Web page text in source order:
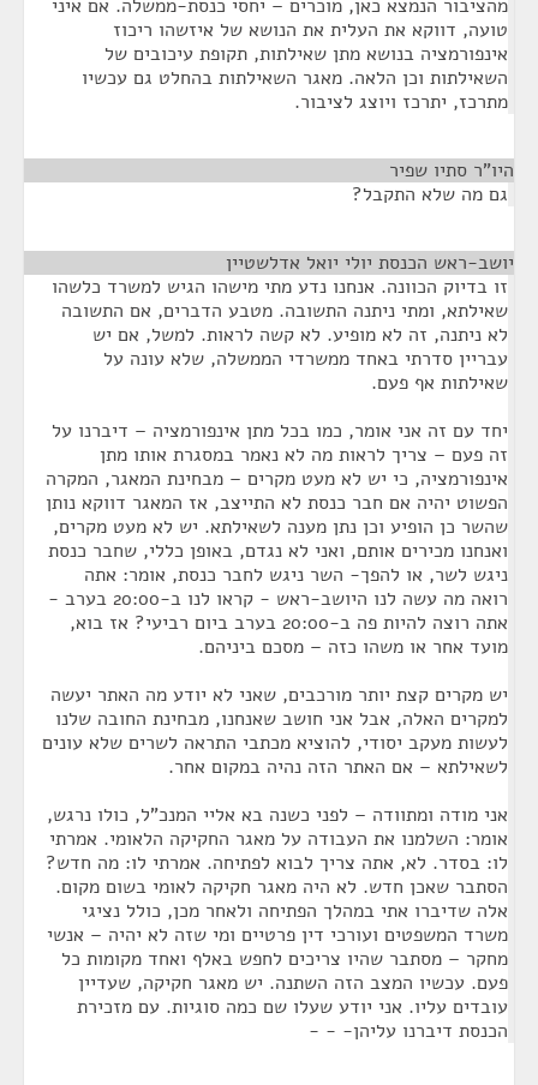
מהציבור הנמצא כאן, מוכרים – יחסי כנסת-ממשלה. אם איני
טועה, דווקא את העלית את הנושא של איזשהו ריכוז
אינפורמציה בנושא מתן שאילתות, תקופת עיכובים של
השאילתות וכן הלאה. מאגר השאילתות בהחלט גם עכשיו
מתרכז, יתרכז ויוצג לציבור.
היו"ר סתיו שפיר
גם מה שלא התקבל?
יושב-ראש הכנסת יולי יואל אדלשטיין
זו בדיוק הכוונה. אנחנו נדע מתי מישהו הגיש למשרד כלשהו
שאילתא, ומתי ניתנה התשובה. מטבע הדברים, אם התשובה
לא ניתנה, זה לא מופיע. לא קשה לראות. למשל, אם יש
עבריין סדרתי באחד ממשרדי הממשלה, שלא עונה על
שאילתות אף פעם.
יחד עם זה אני אומר, כמו בכל מתן אינפורמציה – דיברנו על
זה פעם – צריך לראות מה לא נאמר במסגרת אותו מתן
אינפורמציה, כי יש לא מעט מקרים – מבחינת המאגר, המקרה
הפשוט יהיה אם חבר כנסת לא התייצב, אז המאגר דווקא נותן
שהשר כן הופיע וכן נתן מענה לשאילתא. יש לא מעט מקרים,
ואנחנו מכירים אותם, ואני לא נגדם, באופן כללי, שחבר כנסת
ניגש לשר, או להפך- השר ניגש לחבר כנסת, אומר: אתה
רואה מה עשה לנו היושב-ראש - קראו לנו ב-20:00 בערב -
אתה רוצה להיות פה ב-20:00 בערב ביום רביעי? אז בוא,
מועד אחר או משהו כזה – מסכם ביניהם.
יש מקרים קצת יותר מורכבים, שאני לא יודע מה האתר יעשה
למקרים האלה, אבל אני חושב שאנחנו, מבחינת החובה שלנו
לעשות מעקב יסודי, להוציא מכתבי התראה לשרים שלא עונים
לשאילתא – אם האתר הזה נהיה במקום אחר.
אני מודה ומתוודה – לפני כשנה בא אליי המנכ"ל, כולו נרגש,
אומר: השלמנו את העבודה על מאגר החקיקה הלאומי. אמרתי
לו: בסדר. לא, אתה צריך לבוא לפתיחה. אמרתי לו: מה חדש?
הסתבר שאכן חדש. לא היה מאגר חקיקה לאומי בשום מקום.
אלה שדיברו אתי במהלך הפתיחה ולאחר מכן, כולל נציגי
משרד המשפטים ועורכי דין פרטיים ומי שזה לא יהיה – אנשי
מחקר – מסתבר שהיו צריכים לחפש באלף ואחד מקומות כל
פעם. עכשיו המצב הזה השתנה. יש מאגר חקיקה, שעדיין
עובדים עליו. אני יודע שעלו שם כמה סוגיות. עם מזכירת
הכנסת דיברנו עליהן- - -